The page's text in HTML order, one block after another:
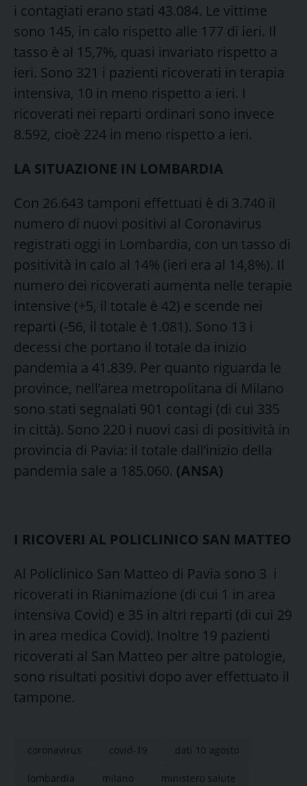
i contagiati erano stati 43.084. Le vittime
sono 145, in calo rispetto alle 177 di ieri. Il
tasso è al 15,7%, quasi invariato rispetto a
ieri. Sono 321 i pazienti ricoverati in terapia
intensiva, 10 in meno rispetto a ieri. I
ricoverati nei reparti ordinari sono invece
8.592, cioè 224 in meno rispetto a ieri.
LA SITUAZIONE IN LOMBARDIA
Con 26.643 tamponi effettuati è di 3.740 il
numero di nuovi positivi al Coronavirus
registrati oggi in Lombardia, con un tasso di
positività in calo al 14% (ieri era al 14,8%). Il
numero dei ricoverati aumenta nelle terapie
intensive (+5, il totale è 42) e scende nei
reparti (-56, il totale è 1.081). Sono 13 i
decessi che portano il totale da inizio
pandemia a 41.839. Per quanto riguarda le
province, nell’area metropolitana di Milano
sono stati segnalati 901 contagi (di cui 335
in città). Sono 220 i nuovi casi di positività in
provincia di Pavia: il totale dall’inizio della
pandemia sale a 185.060. (ANSA)
I RICOVERI AL POLICLINICO SAN MATTEO
Al Policlinico San Matteo di Pavia sono 3 i
ricoverati in Rianimazione (di cui 1 in area
intensiva Covid) e 35 in altri reparti (di cui 29
in area medica Covid). Inoltre 19 pazienti
ricoverati al San Matteo per altre patologie,
sono risultati positivi dopo aver effettuato il
tampone.
coronavirus covid-19 dati 10 agosto
lombardia milano ministero salute